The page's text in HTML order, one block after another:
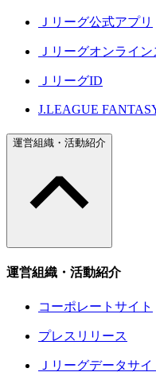
Ｊリーグ公式アプリ
Ｊリーグオンライ
ＪリーグID
J.LEAGUE
運営組織・活動紹介
運営組織・活動紹介
コーポレートサイト
プレスリリース
Ｊリーグデータサイ